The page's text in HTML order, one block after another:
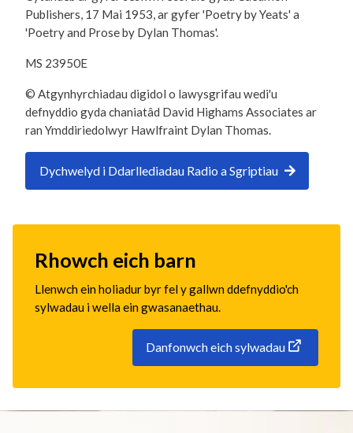
Publishers, 17 Mai 1953, ar gyfer 'Poetry by Yeats' a
'Poetry and Prose by Dylan Thomas'.
MS 23950E
© Atgynhyrchiadau digidol o lawysgrifau wedi'u
defnyddio gyda chaniatâd David Highams Associates ar
ran Ymddiriedolwyr Hawlfraint Dylan Thomas.
Dychwelyd i Ddarllediadau Radio a Sgriptiau
Rhowch eich barn
Llenwch ein holiadur byr fel y gallwn ddefnyddio'ch
sylwadau i wella ein gwasanaethau.
Danfonwch eich sylwadau